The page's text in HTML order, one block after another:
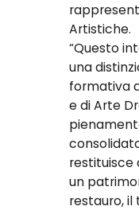
Artistiche.
“Questo
una
formativa
e di Arte
restituisce
un
restauro, il